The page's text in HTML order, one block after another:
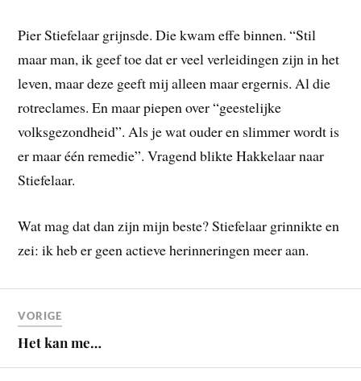
Pier Stiefelaar grijnsde. Die kwam effe binnen. “Stil
maar man, ik geef toe dat er veel verleidingen zijn in het
leven, maar deze geeft mij alleen maar ergernis. Al die
rotreclames. En maar piepen over “geestelijke
volksgezondheid”. Als je wat ouder en slimmer wordt is
er maar één remedie”. Vragend blikte Hakkelaar naar
Stiefelaar.
Wat mag dat dan zijn mijn beste? Stiefelaar grinnikte en
zei: ik heb er geen actieve herinneringen meer aan.
VORIGE
Het kan me…